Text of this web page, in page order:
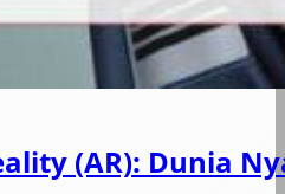
(AR): Dunia